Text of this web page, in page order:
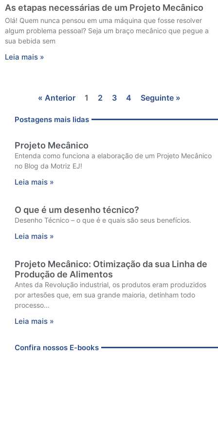
As etapas necessárias de um Projeto Mecânico
Olá! Quem nunca pensou em uma máquina que fosse resolver
algum problema pessoal? Seja um braço mecânico que pegue a
sua bebida sem
Leia mais »
« Anterior 1 2 3 4 Seguinte »
Postagens mais lidas
Projeto Mecânico
Entenda como funciona a elaboração de um Projeto Mecânico
no Blog da Motriz EJ!
Leia mais »
O que é um desenho técnico?
Desenho Técnico – o que é e quais são seus benefícios.
Leia mais »
Projeto Mecânico: Otimização da sua Linha de
Produção de Alimentos
Antes da Revolução industrial, os produtos eram produzidos
por artesões que, em sua grande maioria, detinham todo
processo…
Leia mais »
Confira nossos E-books